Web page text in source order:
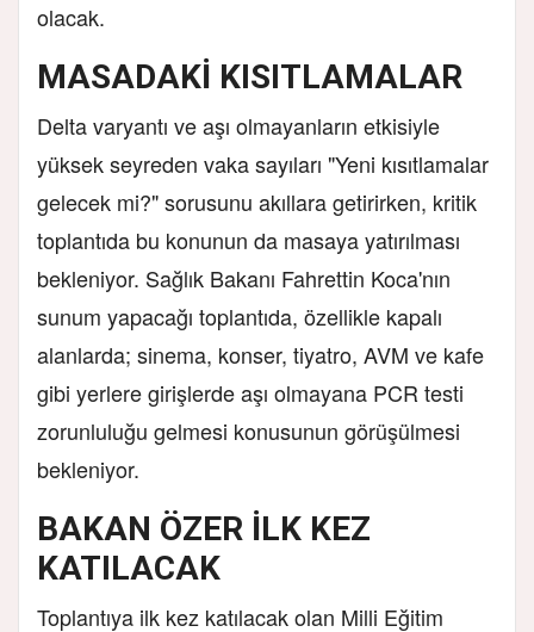
olacak.
MASADAKİ KISITLAMALAR
Delta varyantı ve aşı olmayanların etkisiyle
yüksek seyreden vaka sayıları "Yeni kısıtlamalar
gelecek mi?" sorusunu akıllara getirirken, kritik
toplantıda bu konunun da masaya yatırılması
bekleniyor. Sağlık Bakanı Fahrettin Koca'nın
sunum yapacağı toplantıda, özellikle kapalı
alanlarda; sinema, konser, tiyatro, AVM ve kafe
gibi yerlere girişlerde aşı olmayana PCR testi
zorunluluğu gelmesi konusunun görüşülmesi
bekleniyor.
BAKAN ÖZER İLK KEZ
KATILACAK
Toplantıya ilk kez katılacak olan Milli Eğitim